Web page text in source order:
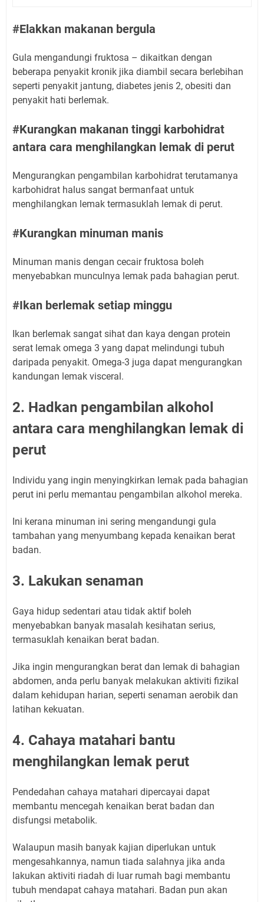
#Elakkan makanan bergula
Gula mengandungi fruktosa – dikaitkan dengan
beberapa penyakit kronik jika diambil secara berlebihan
seperti penyakit jantung, diabetes jenis 2, obesiti dan
penyakit hati berlemak.
#Kurangkan makanan tinggi karbohidrat
antara cara menghilangkan lemak di perut
Mengurangkan pengambilan karbohidrat terutamanya
karbohidrat halus sangat bermanfaat untuk
menghilangkan lemak termasuklah lemak di perut.
#Kurangkan minuman manis
Minuman manis dengan cecair fruktosa boleh
menyebabkan munculnya lemak pada bahagian perut.
#Ikan berlemak setiap minggu
Ikan berlemak sangat sihat dan kaya dengan protein
serat lemak omega 3 yang dapat melindungi tubuh
daripada penyakit. Omega-3 juga dapat mengurangkan
kandungan lemak visceral.
2. Hadkan pengambilan alkohol
antara cara menghilangkan lemak di
perut
Individu yang ingin menyingkirkan lemak pada bahagian
perut ini perlu memantau pengambilan alkohol mereka.
Ini kerana minuman ini sering mengandungi gula
tambahan yang menyumbang kepada kenaikan berat
badan.
3. Lakukan senaman
Gaya hidup sedentari atau tidak aktif boleh
menyebabkan banyak masalah kesihatan serius,
termasuklah kenaikan berat badan.
Jika ingin mengurangkan berat dan lemak di bahagian
abdomen, anda perlu banyak melakukan aktiviti fizikal
dalam kehidupan harian, seperti senaman aerobik dan
latihan kekuatan.
4. Cahaya matahari bantu
menghilangkan lemak perut
Pendedahan cahaya matahari dipercayai dapat
membantu mencegah kenaikan berat badan dan
disfungsi metabolik.
Walaupun masih banyak kajian diperlukan untuk
mengesahkannya, namun tiada salahnya jika anda
lakukan aktiviti riadah di luar rumah bagi membantu
tubuh mendapat cahaya matahari. Badan pun akan